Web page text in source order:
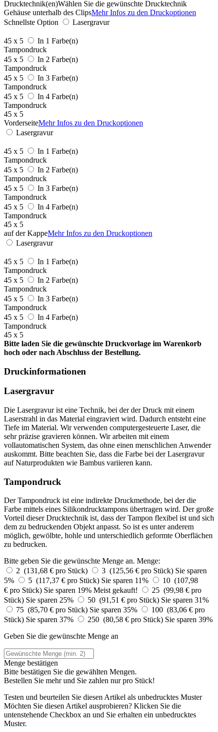
Drucktechnik(en)Wählen Sie die gewünschte Drucktechnik
Gehäuse unterhalb des ClipsMehr Infos zu den Druckoptionen
Schnellste Option
Lasergravur
45 x 5
In 1 Farbe(n)
Tampondruck
45 x 5
In 2 Farbe(n)
Tampondruck
45 x 5
In 3 Farbe(n)
Tampondruck
45 x 5
In 4 Farbe(n)
Tampondruck
45 x 5
VorderseiteMehr Infos zu den Druckoptionen
Lasergravur
45 x 5
In 1 Farbe(n)
Tampondruck
45 x 5
In 2 Farbe(n)
Tampondruck
45 x 5
In 3 Farbe(n)
Tampondruck
45 x 5
In 4 Farbe(n)
Tampondruck
45 x 5
auf der KappeMehr Infos zu den Druckoptionen
Lasergravur
45 x 5
In 1 Farbe(n)
Tampondruck
45 x 5
In 2 Farbe(n)
Tampondruck
45 x 5
In 3 Farbe(n)
Tampondruck
45 x 5
In 4 Farbe(n)
Tampondruck
45 x 5
Bitte laden Sie die gewünschte Druckvorlage im Warenkorb
hoch oder nach Abschluss der Bestellung.
Druckinformationen
Lasergravur
Die Lasergravur ist eine Technik, bei der der Druck mit einem
Laserstrahl in das Material eingraviert wird. Dadurch entsteht eine
Tiefe im Material. Wir verwenden computergesteuerte Laser, die
sehr präzise gravieren können. Wir arbeiten mit einem
vollautomatischen System, das ohne einen menschlichen Anwender
auskommt. Bitte beachten Sie, dass die Farbe bei der Lasergravur
auf Naturprodukten wie Bambus variieren kann.
Tampondruck
Der Tampondruck ist eine indirekte Druckmethode, bei der die
Farbe mittels eines Silikondrucktampons übertragen wird. Der große
Vorteil dieser Drucktechnik ist, dass der Tampon flexibel ist und sich
dem zu bedruckenden Objekt anpasst. So ist es unter anderem
möglich, gewölbte, hohle und unterschiedlich geformte Oberflächen
zu bedrucken.
Bitte geben Sie die gewünschte Menge an. Menge:
2 (131,68 € pro Stück)
3 (125,56 € pro Stück) Sie sparen
5%
5 (117,37 € pro Stück) Sie sparen 11%
10 (107,98
€ pro Stück) Sie sparen 19% Meist gekauft!
25 (99,98 € pro
Stück) Sie sparen 25% 50 (91,51 € pro Stück) Sie sparen 31%
75 (85,70 € pro Stück) Sie sparen 35%
100 (83,06 € pro
Stück) Sie sparen 37% 250 (80,58 € pro Stück) Sie sparen 39%
Geben Sie die gewünschte Menge an
Menge bestätigen
Bitte bestätigen Sie die gewählten Mengen.
Bestellen Sie mehr und Sie zahlen nurpro Stück!
Testen und beurteilen Sie diesen Artikel als unbedrucktes Muster
Möchten Sie diesen Artikel ausprobieren? Klicken Sie die
untenstehende Checkbox an und Sie erhalten ein unbedrucktes
Muster.